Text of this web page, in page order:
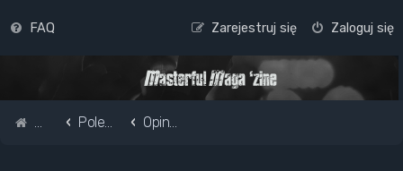
FAQ Zaloguj się
Zarejestruj się
Strona główna
Pole do popisu... Opinie o płytach i zespołach